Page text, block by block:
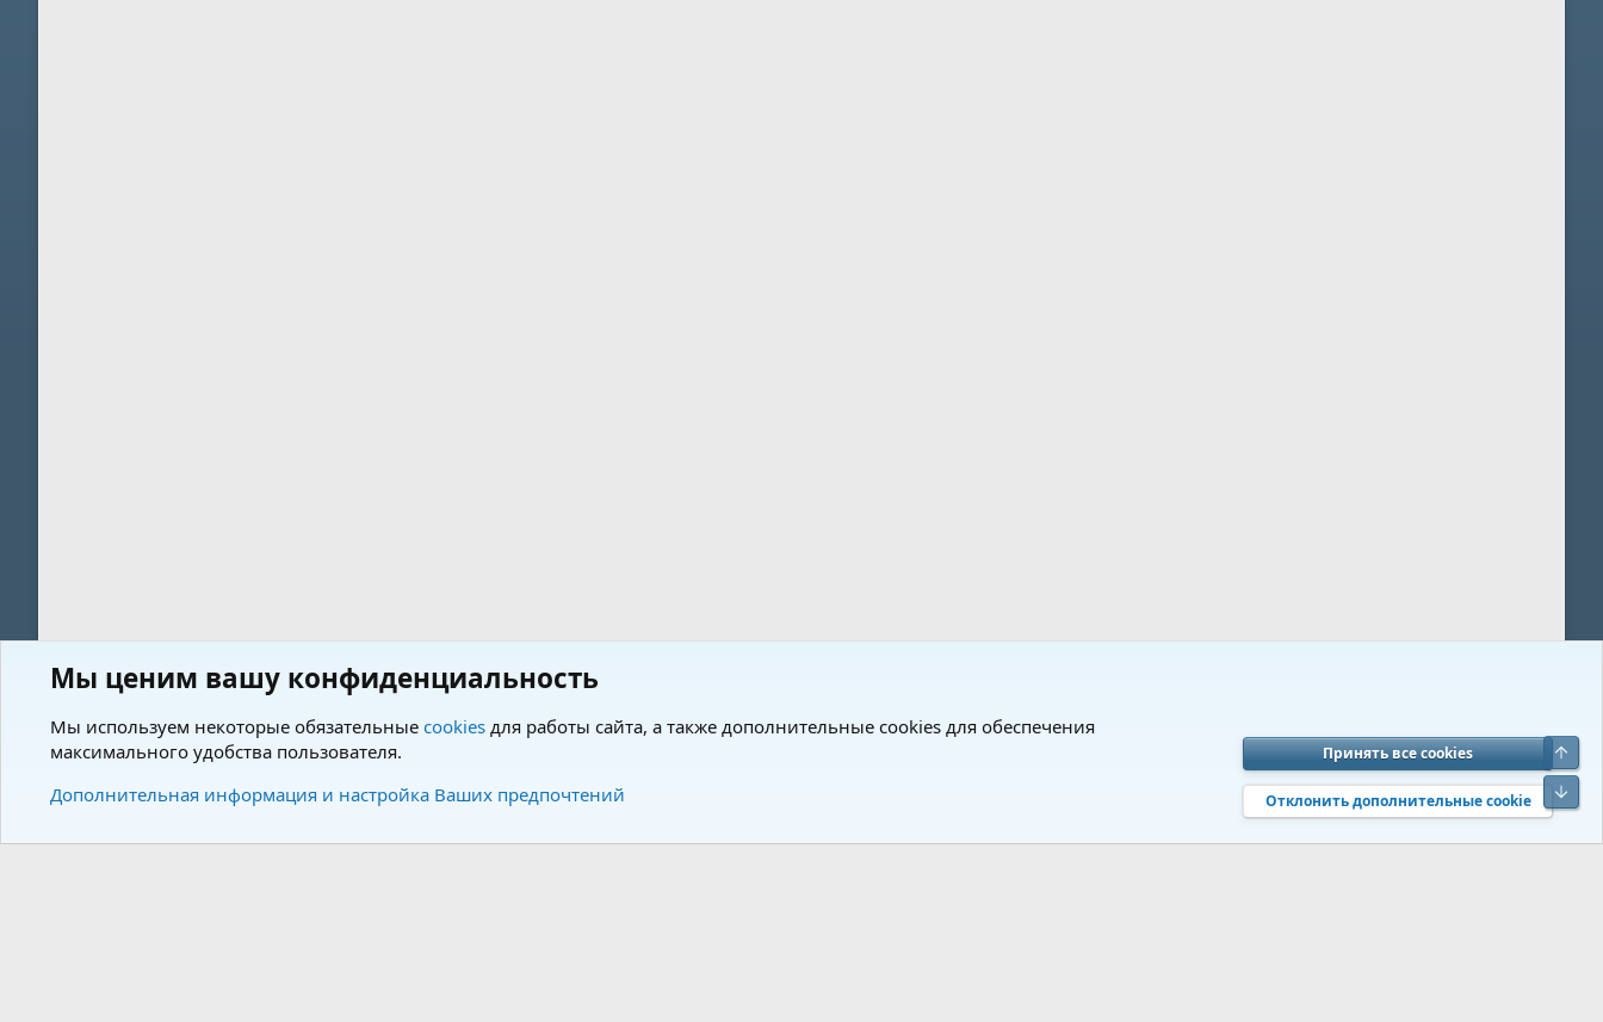
Политика конфиденциальности Помощь
R
S
Мы ценим вашу конфиденциальность
Мы используем некоторые обязательные cookies для работы сайта, а также дополнительные cookies для обеспечения
максимального удобства пользователя.
Дополнительная информация и настройка Ваших предпочтений
Принять все cookies
Отклонить дополнительные cookie